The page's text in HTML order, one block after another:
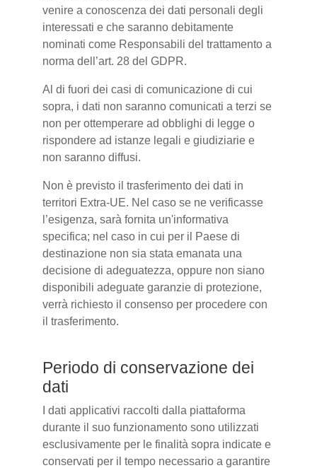
venire a conoscenza dei dati personali degli
interessati e che saranno debitamente
nominati come Responsabili del trattamento a
norma dell’art. 28 del GDPR.
Al di fuori dei casi di comunicazione di cui
sopra, i dati non saranno comunicati a terzi se
non per ottemperare ad obblighi di legge o
rispondere ad istanze legali e giudiziarie e
non saranno diffusi.
Non è previsto il trasferimento dei dati in
territori Extra-UE. Nel caso se ne verificasse
l’esigenza, sarà fornita un'informativa
specifica; nel caso in cui per il Paese di
destinazione non sia stata emanata una
decisione di adeguatezza, oppure non siano
disponibili adeguate garanzie di protezione,
verrà richiesto il consenso per procedere con
il trasferimento.
Periodo di conservazione dei
dati
I dati applicativi raccolti dalla piattaforma
durante il suo funzionamento sono utilizzati
esclusivamente per le finalità sopra indicate e
conservati per il tempo necessario a garantire